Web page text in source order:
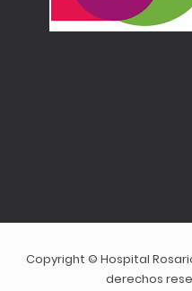
Copyright © Hospital
derechos